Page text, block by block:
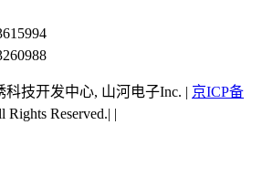
科技开发中心, 山河电子Inc. | 京ICP备
Rights Reserved.| |